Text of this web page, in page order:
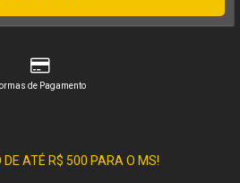
de Pagamento
DE ATÉ R$ 500 PARA O MS!